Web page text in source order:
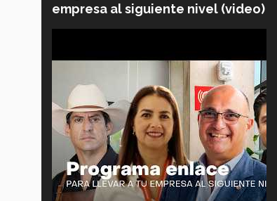
empresa al siguiente nivel (video)